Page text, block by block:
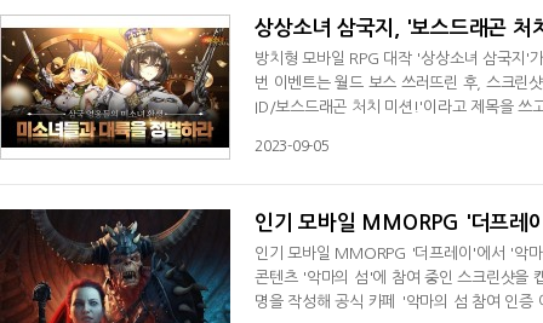
상상소녀 삼국지, '보스드래곤 처
방치형 모바일 RPG 대작 '상상소녀 삼국지'
번 이벤트는 월드 보스 쓰러뜨린 후, 스크린
ID/보스드래곤 처치 미션!'이라고 제목을 쓰
4, 명망 x 2000, 시간모래 2H'을 이벤트 종
2023-09-05
인기 모바일 MMORPG '더프레
인기 모바일 MMORPG '더프레이'에서 '악
콘텐츠 '악마의 섬'에 참여 중인 스크린샷을
명을 작성해 공식 카페 '악마의 섬 참여 인